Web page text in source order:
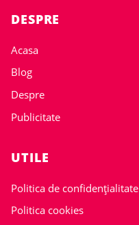
DESPRE
Acasa
Blog
Despre
Publicitate
UTILE
Politica de confidențialitate
Politica cookies